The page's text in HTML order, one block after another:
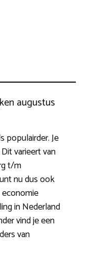
augustus
populairder. Je
varieert van
t/m
nu dus ook
in Nederland
vind je een
van